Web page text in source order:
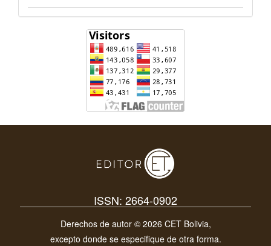
ISSN: 2664-0902
Derechos de autor © 2026 CET Bolivia,
excepto donde se especifique de otra forma.